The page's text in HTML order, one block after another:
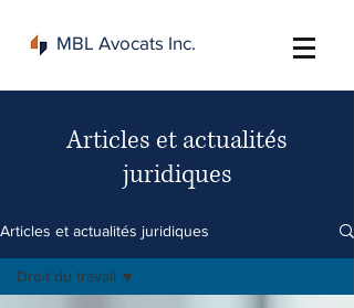
MBL Avocats Inc.
Articles et actualités
juridiques
Articles et actualités juridiques
Droit du travail